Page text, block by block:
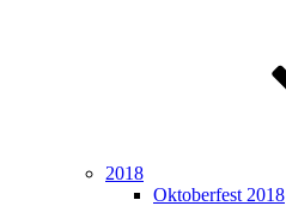
2018
Oktoberfest 2018